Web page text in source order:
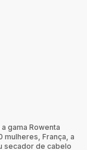
gama Rowenta
França, a
secador de cabelo